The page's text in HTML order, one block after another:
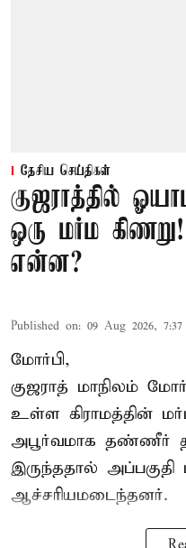
தேசிய செய்திகள்
குஜராத்தில்
ஒரு மர்ம
என்ன?
Published on: 09 Aug 2026,
மோர்பி,
குஜராத் மாநிலம்
உள்ள கிராமத்தின்
அபூர்வமாக தண்ணீர்
இருந்ததால்
ஆச்சரியமடைந்தனர்.